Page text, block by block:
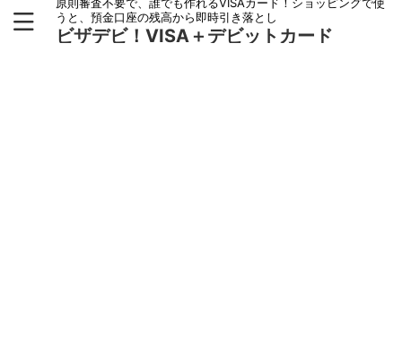
うと、預金口座の残高から即時引き落とし
ビザデビ！VISA＋デビットカード